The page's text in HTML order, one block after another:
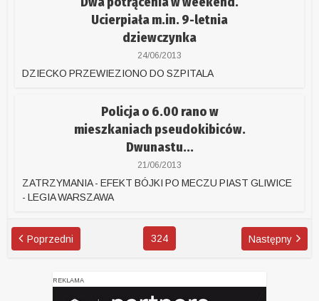
Ucierpiała m.in. 9-letnia
dziewczynka
24/06/2013
DZIECKO PRZEWIEZIONO DO SZPITALA
Policja o 6.00 rano w
mieszkaniach pseudokibiców.
Dwunastu...
21/06/2013
ZATRZYMANIA - EFEKT BÓJKI PO MECZU PIAST GLIWICE
- LEGIA WARSZAWA
Poprzedni 324 Następny
REKLAMA